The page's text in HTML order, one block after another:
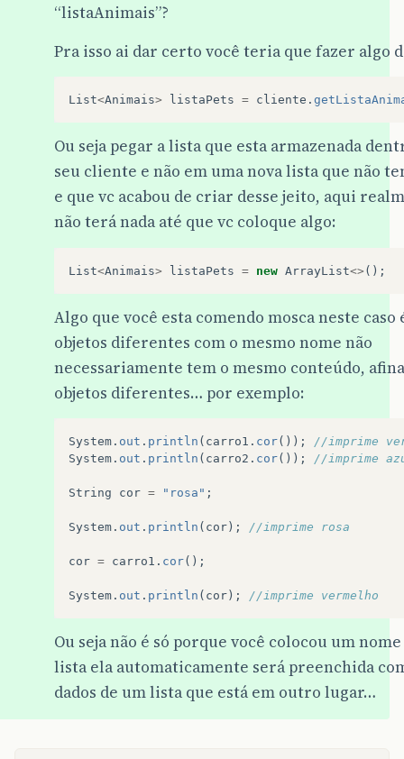
“listaAnimais”?
Pra isso ai dar certo você teria que fazer algo
List<Animais> listaPets = cliente .
Ou seja pegar a lista que esta armazenada
seu cliente e não em uma nova lista que não
e que vc acabou de criar desse jeito, aqui
não terá nada até que vc coloque algo:
List<Animais> listaPets = new ArrayList<> ();
Algo que você esta comendo mosca neste caso
objetos diferentes com o mesmo nome não
necessariamente tem o mesmo conteúdo,
objetos diferentes… por exemplo:
System . out . println ( carro1 . cor());
//imprime
System . out . println ( carro2 . cor()); //imprime
String cor = "rosa" ;
System . out . println ( cor ); //imprime rosa
cor = carro1 . cor();
System . out . println ( cor ); //imprime vermelho
Ou seja não é só porque você colocou um
lista ela automaticamente será preenchida
dados de um lista que está em outro lugar…